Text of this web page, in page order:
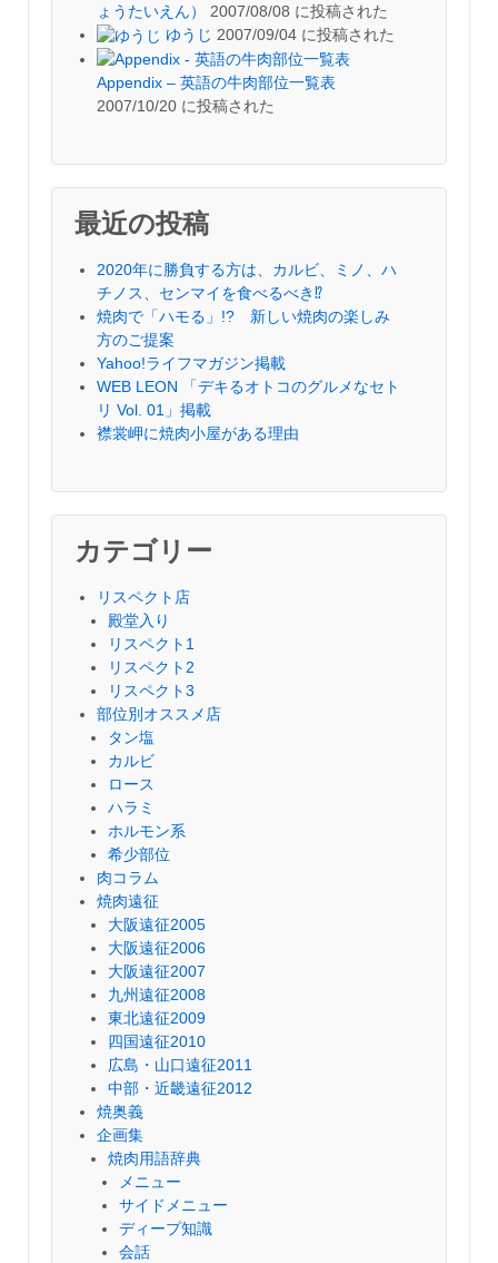
ょうたいえん）
2007/08/08 に投稿された
ゆうじ 2007/09/04 に投稿された
Appendix – 英語の牛肉部位一覧表
2007/10/20 に投稿された
最近の投稿
2020年に勝負する方は、カルビ、ミノ、ハ
チノス、センマイを食べるべき⁉︎
焼肉で「ハモる」!? 新しい焼肉の楽しみ
方のご提案
Yahoo!ライフマガジン掲載
WEB LEON 「デキるオトコのグルメなセト
リ Vol. 01」掲載
襟裳岬に焼肉小屋がある理由
カテゴリー
リスペクト店
殿堂入り
リスペクト1
リスペクト2
リスペクト3
部位別オススメ店
タン塩
カルビ
ロース
ハラミ
ホルモン系
希少部位
肉コラム
焼肉遠征
大阪遠征2005
大阪遠征2006
大阪遠征2007
九州遠征2008
東北遠征2009
四国遠征2010
広島・山口遠征2011
中部・近畿遠征2012
焼奥義
企画集
焼肉用語辞典
メニュー
サイドメニュー
ディープ知識
会話